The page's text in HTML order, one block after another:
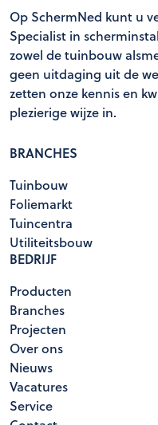
Op SchermNed kunt u
Specialist in
zowel de tuinbouw
geen uitdaging uit de
zetten onze kennis en
plezierige wijze in.
BRANCHES
Tuinbouw
Foliemarkt
Tuincentra
Utiliteitsbouw
BEDRIJF
Producten
Branches
Projecten
Over ons
Nieuws
Vacatures
Service